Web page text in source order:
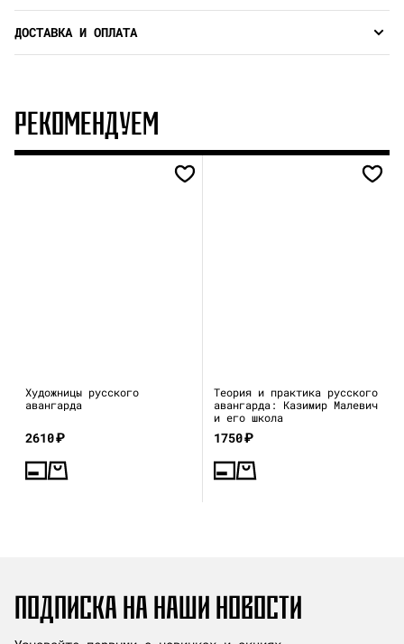
ДОСТАВКА И ОПЛАТА
РЕКОМЕНДУЕМ
Художницы русского
авангарда
2610₽
Теория и практика русского
авангарда: Казимир Малевич
и его школа
1750₽
ПОДПИСКА НА НАШИ НОВОСТИ